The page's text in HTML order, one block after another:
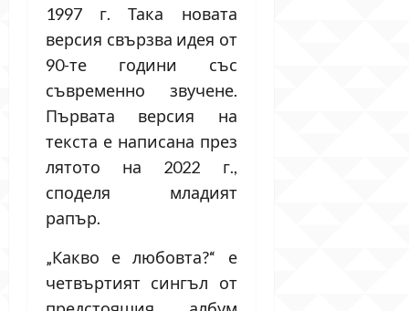
1997 г. Така новата
версия свързва идея от
90-те години със
съвременно звучене.
Първата версия на
текста е написана през
лятото на 2022 г.,
споделя младият
рапър.
„Какво е любовта?“ е
четвъртият сингъл от